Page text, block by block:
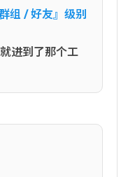
组 / 好友』级别
进到了那个工